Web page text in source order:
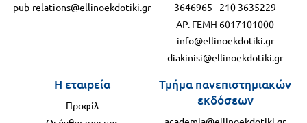
3646965 - 210 3635229
ΑΡ. ΓΕΜΗ 6017101000
info@ellinoekdotiki.gr
diakinisi@ellinoekdotiki.gr
Η εταιρεία
Προφίλ
pub-relations@ellinoekdotiki.gr
Τμήμα πανεπιστημιακών
εκδόσεων